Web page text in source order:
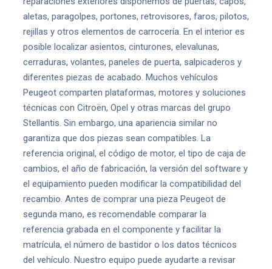
aletas, paragolpes, portones, retrovisores, faros, pilotos,
rejillas y otros elementos de carrocería. En el interior es
posible localizar asientos, cinturones, elevalunas,
cerraduras, volantes, paneles de puerta, salpicaderos y
diferentes piezas de acabado. Muchos vehículos
Peugeot comparten plataformas, motores y soluciones
técnicas con Citroën, Opel y otras marcas del grupo
Stellantis. Sin embargo, una apariencia similar no
garantiza que dos piezas sean compatibles. La
referencia original, el código de motor, el tipo de caja de
cambios, el año de fabricación, la versión del software y
el equipamiento pueden modificar la compatibilidad del
recambio. Antes de comprar una pieza Peugeot de
segunda mano, es recomendable comparar la
referencia grabada en el componente y facilitar la
matrícula, el número de bastidor o los datos técnicos
del vehículo. Nuestro equipo puede ayudarte a revisar